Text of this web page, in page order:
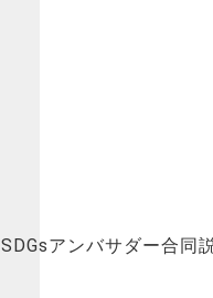
SDGsアンバサダー合同